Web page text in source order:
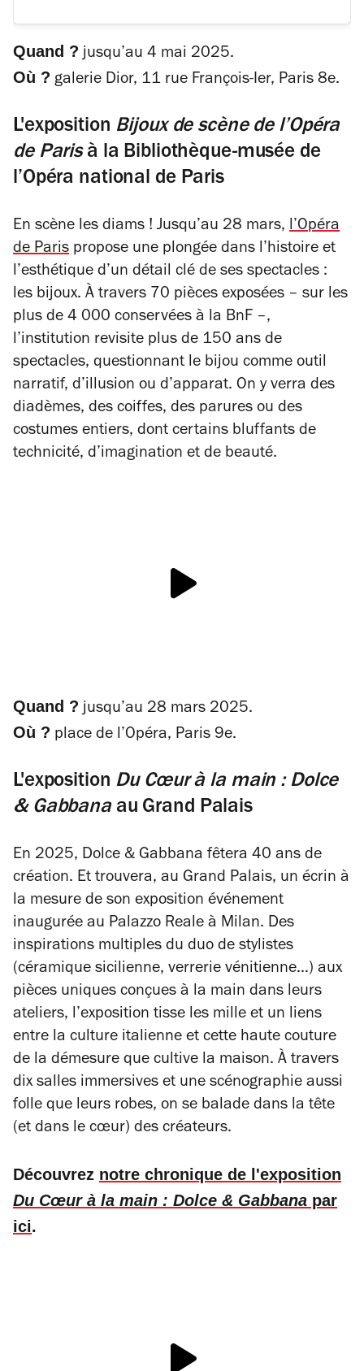
Quand ? jusqu’au 4 mai 2025.
Où ? galerie Dior, 11 rue François-Ier, Paris 8e.
L'exposition Bijoux de scène de l’Opéra
de Paris à la Bibliothèque-musée de
l’Opéra national de Paris
En scène les diams ! Jusqu’au 28 mars, l’Opéra
de Paris propose une plongée dans l’histoire et
l’esthétique d’un détail clé de ses spectacles :
les bijoux. À travers 70 pièces exposées – sur les
plus de 4 000 conservées à la BnF –,
l’institution revisite plus de 150 ans de
spectacles, questionnant le bijou comme outil
narratif, d’illusion ou d’apparat. On y verra des
diadèmes, des coiffes, des parures ou des
costumes entiers, dont certains bluffants de
technicité, d’imagination et de beauté.
Quand ? jusqu’au 28 mars 2025.
Où ? place de l’Opéra, Paris 9e.
L'exposition Du Cœur à la main : Dolce
& Gabbanaau Grand Palais
En 2025, Dolce & Gabbana fêtera 40 ans de
création. Et trouvera, au Grand Palais, un écrin à
la mesure de son exposition événement
inaugurée au Palazzo Reale à Milan. Des
inspirations multiples du duo de stylistes
(céramique sicilienne, verrerie vénitienne…) aux
pièces uniques conçues à la main dans leurs
ateliers, l’exposition tisse les mille et un liens
entre la culture italienne et cette haute couture
de la démesure que cultive la maison. À travers
dix salles immersives et une scénographie aussi
folle que leurs robes, on se balade dans la tête
(et dans le cœur) des créateurs.
Découvrez notre chronique de l'exposition
Du Cœur à la main : Dolce & Gabbana par
ici.